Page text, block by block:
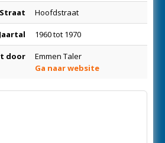
Straat Hoofdstraat
Jaartal 1960 tot 1970
door
Emmen Taler
Ga naar website